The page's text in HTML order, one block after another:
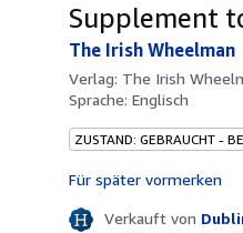
Supplement
The Irish Wheelman
Verlag: The Irish
Sprache: Englisch
ZUSTAND: GEBRAUCHT -
Für später vormerken
Verkauft von